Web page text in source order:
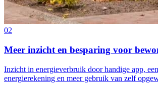
02
Meer inzicht en besparing voor
Inzicht in energieverbruik door handige app,
energierekening en meer gebruik van zelf